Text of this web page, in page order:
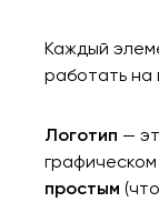
Каждый
работать на
Логотип —
простым